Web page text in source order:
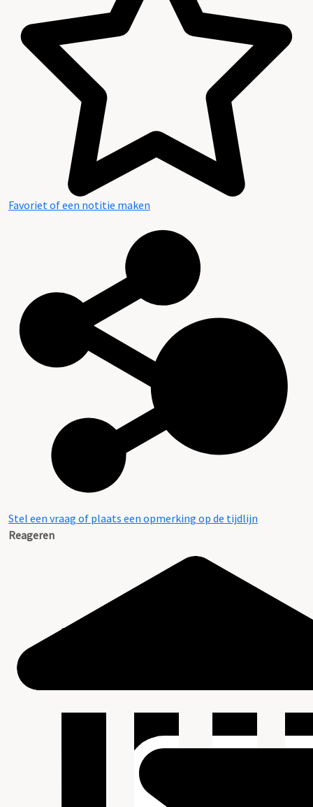
Favoriet of een notitie maken
Stel een vraag of plaats een opmerking op de tijdlijn
Reageren